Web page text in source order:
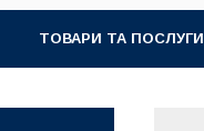
ТОВАРИ ТА ПОСЛУГИ